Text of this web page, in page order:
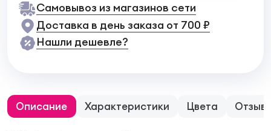
Самовывоз из магазинов сети
Доставка в день заказа от 700 ₽
Нашли дешевле?
Описание Характеристики Цвета